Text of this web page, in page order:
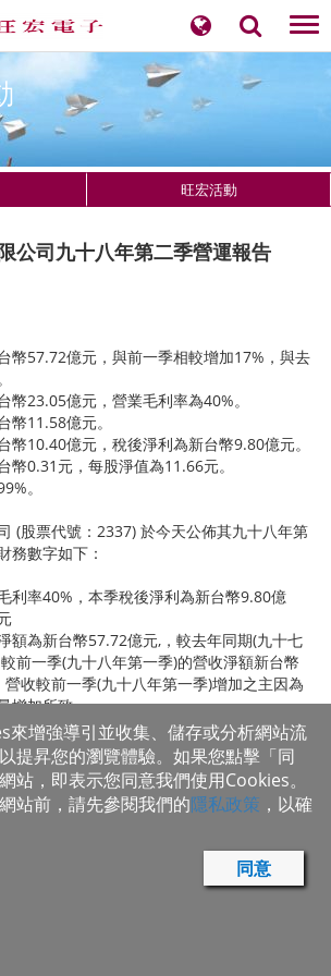
旺宏活動
公司九十八年第二季營運報告
幣57.72億元，與前一季相較增加17%，與去
幣23.05億元，營業毛利率為40%。
幣11.58億元。
幣10.40億元，稅後淨利為新台幣9.80億元。
幣0.31元，每股淨值為11.66元。
。
(股票代號：2337) 於今天公佈其九十八年第
務數字如下：
利率40%，本季稅後淨利為新台幣9.80億
額為新台幣57.72億元,，較去年同期(九十七
前一季(九十八年第一季)的營收淨額新台幣
收較前一季(九十八年第一季)增加之主因為
增加所致。
23.05億元，營業毛利率為40%，較前一季
持平。
億元，較前一季營業費用新台幣10.04億
，與去年同期相較減少新台幣0.79億元。營
億元，前一季營業淨利為新台幣7.72億元，而
來增強導引並收集、儲存或分析網站流
提昇您的瀏覽體驗。如果您點擊「同
站，即表示您同意我們使用Cookies。
站前，請先參閱我們的隱私政策 ，以確
同意